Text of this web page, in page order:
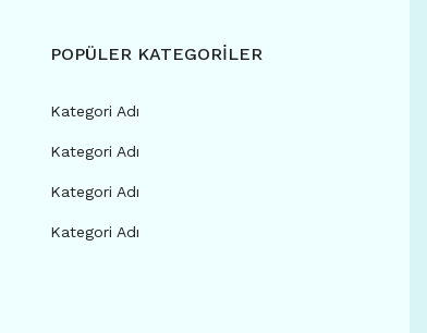
POPÜLER KATEGORİLER
Kategori Adı
Kategori Adı
Kategori Adı
Kategori Adı